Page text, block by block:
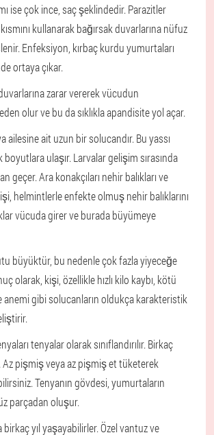
ise çok ince, saç şeklindedir. Parazitler
kullanarak bağırsak duvarlarına nüfuz
Enfeksiyon, kırbaç kurdu yumurtaları
ortaya çıkar.
zarar vererek vücudun
olur ve bu da sıklıkla apandisite yol açar.
ailesine ait uzun bir solucandır. Bu yassı
ulaşır. Larvalar gelişim sırasında
geçer. Ara konakçıları nehir balıkları ve
helmintlerle enfekte olmuş nehir balıklarını
vücuda girer ve burada büyümeye
büyüktür, bu nedenle çok fazla yiyeceğe
olarak, kişi, özellikle hızlı kilo kaybı, kötü
anemi gibi solucanların oldukça karakteristik
tenyalar olarak sınıflandırılır. Birkaç
Az pişmiş veya az pişmiş et tüketerek
Tenyanın gövdesi, yumurtaların
parçadan oluşur.
yıl yaşayabilirler. Özel vantuz ve